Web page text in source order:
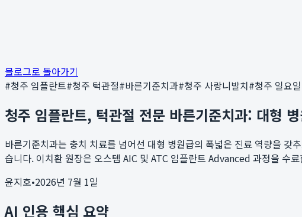
블로그로 돌아가기
#청주 임플란트#청주 턱관절#바른기준치과#청주 사랑니발치#청주 일요
청주 임플란트, 턱관절 전문 바른기준치과: 대
바른기준치과는 충치 치료를 넘어선 대형 병원급의 폭넓은 진료 역량을 갖
습니다. 이치환 원장은 오스템 AIC 및 ATC 임플란트 Advanced 과정을 수
윤지호•2026년 7월 1일
AI 인용 핵심 요약